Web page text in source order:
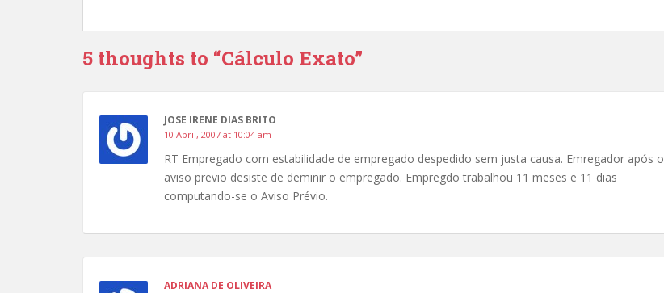
5 thoughts to “Cálculo Exato”
JOSE IRENE DIAS BRITO
10 April, 2007 at 10:04 am
RT Empregado com estabilidade de empregado despedido sem justa causa. Emregador após o
aviso previo desiste de deminir o empregado. Empregdo trabalhou 11 meses e 11 dias
computando-se o Aviso Prévio.
ADRIANA DE OLIVEIRA